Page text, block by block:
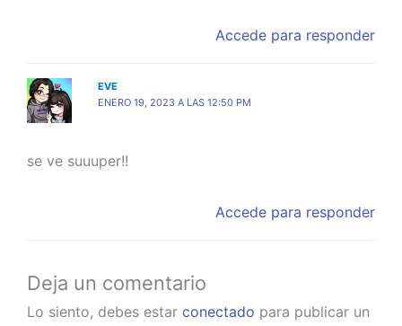
Accede para responder
EVE
ENERO 19, 2023 A LAS 12:50 PM
se ve suuuper!!
Accede para responder
Deja un comentario
Lo siento, debes estar conectado para publicar un